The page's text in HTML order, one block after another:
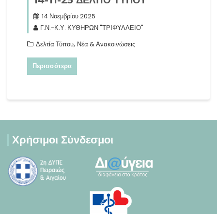
14 Νοεμβρίου 2025
Γ.Ν.-Κ.Υ. ΚΥΘΗΡΩΝ "ΤΡΙΦΥΛΛΕΙΟ"
Δελτία Τύπου, Νέα & Ανακοινώσεις
Περισσότερα
Χρήσιμοι Σύνδεσμοι